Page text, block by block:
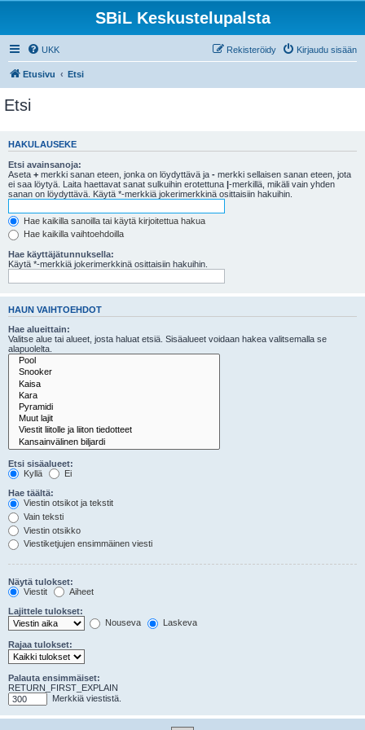
SBiL Keskustelupalsta
UKK Kirjaudu sisään
Rekisteröidy
Etusivu Etsi
Etsi
HAKULAUSEKE
Etsi avainsanoja:
Aseta + merkki sanan eteen, jonka on löydyttävä ja - merkki sellaisen sanan eteen, jota
ei saa löytyä. Laita haettavat sanat sulkuihin erotettuna |-merkillä, mikäli vain yhden
sanan on löydyttävä. Käytä *-merkkiä jokerimerkkinä osittaisiin hakuihin.
Hae kaikilla sanoilla tai käytä kirjoitettua hakua
Hae kaikilla vaihtoehdoilla
Hae käyttäjätunnuksella:
Käytä *-merkkiä jokerimerkkinä osittaisiin hakuihin.
HAUN VAIHTOEHDOT
Hae alueittain:
Valitse alue tai alueet, josta haluat etsiä. Sisäalueet voidaan hakea valitsemalla se
alapuolelta.
Etsi sisäalueet:
Kyllä
Ei
Hae täältä:
Viestin otsikot ja tekstit
Vain teksti
Viestin otsikko
Viestiketjujen ensimmäinen viesti
Näytä tulokset:
Viestit
Aiheet
Lajittele tulokset:
Nouseva
Laskeva
Rajaa tulokset:
Palauta ensimmäiset:
RETURN_FIRST_EXPLAIN
Merkkiä viestistä.